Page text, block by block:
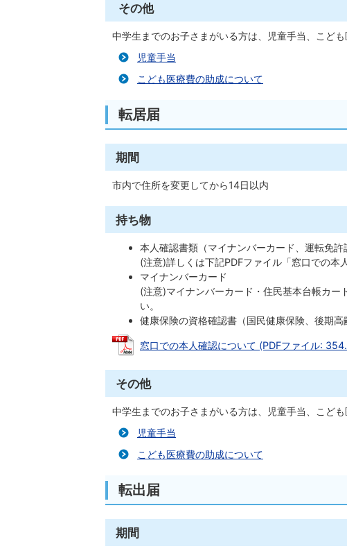
その他
中学生までのお子さまがいる方は、児童手当、こど
児童手当
こども医療費の助成について
転居届
期間
市内で住所を変更してから14日以内
持ち物
本人確認書類（マイナンバーカード、運転免許
(注意)詳しくは下記PDFファイル「窓口での本
マイナンバーカード
(注意)マイナンバーカード・住民基本台帳カー
い。
健康保険の資格確認書（国民健康保険、後期高
窓口での本人確認について (PDFファイル:
その他
中学生までのお子さまがいる方は、児童手当、こど
児童手当
こども医療費の助成について
転出届
期間